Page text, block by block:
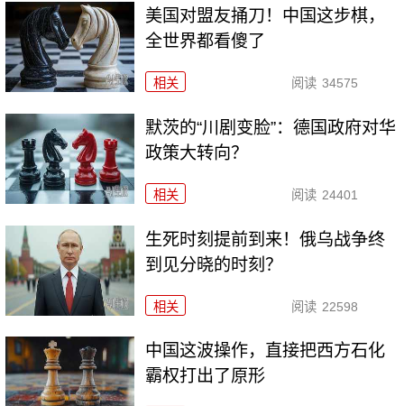
美国对盟友捅刀！中国这步棋，
全世界都看傻了
相关 阅读 34575
默茨的“川剧变脸”：德国政府对华
政策大转向？
相关 阅读 24401
生死时刻提前到来！俄乌战争终
到见分晓的时刻？
相关 阅读 22598
中国这波操作，直接把西方石化
霸权打出了原形